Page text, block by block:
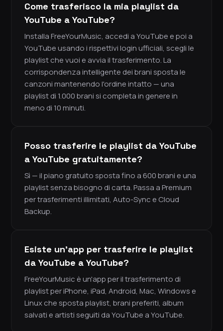
Come trasferisco la mia playlist da
YouTube a YouTube?
Installa FreeYourMusic, accedi a YouTube e poi a
YouTube usando i rispettivi login ufficiali, scegli le
playlist che vuoi e avvia il trasferimento. La
corrispondenza intelligente dei brani sposta le
canzoni mantenendo l'ordine intatto — una
playlist di 1.000 brani si completa in genere in
meno di 10 minuti.
Posso trasferire le playlist da YouTube
a YouTube gratuitamente?
Sì — il piano gratuito sposta fino a 600 brani e una
playlist senza bisogno di carta. Passa a Premium
per trasferimenti illimitati, Auto-Sync e Cloud
Backup.
Esiste un'app per trasferire le playlist
da YouTube a YouTube?
FreeYourMusic è un'app per il trasferimento di
playlist per iPhone, iPad, Android, Mac, Windows e
Linux che sposta playlist, brani preferiti, album
salvati e artisti seguiti da YouTube a YouTube.